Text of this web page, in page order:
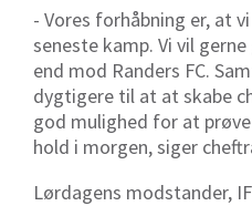
- Vores forhåbning er, at
seneste kamp. Vi vil
end mod Randers FC.
dygtigere til at at skabe
god mulighed for at
hold i morgen, siger
Lørdagens modstander,